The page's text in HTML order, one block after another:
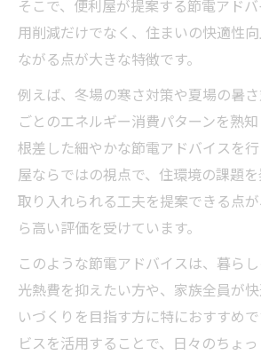
そこで、便利屋が提案する節電アド
用削減だけでなく、住まいの快適性
ながる点が大きな特徴です。
例えば、冬場の寒さ対策や夏場の暑
ごとのエネルギー消費パターンを熟
根差した細やかな節電アドバイスを
屋ならではの視点で、住環境の課題
取り入れられる工夫を提案できる点
ら高い評価を受けています。
このような節電アドバイスは、暮ら
光熱費を抑えたい方や、家族全員が
いづくりを目指す方に特におすすめ
ビスを活用することで、日々のちょ